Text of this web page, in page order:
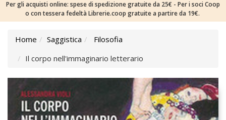
Per gli acquisti online: spese di spedizione gratuite da 25€ - Per i soci Coop
o con tessera fedeltà Librerie.coop gratuite a partire da 19€.
Home Saggistica
Filosofia
Il corpo nell'immaginario letterario